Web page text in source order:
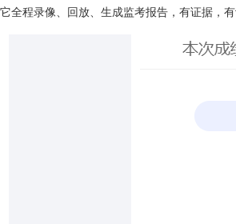
它全程录像、回放、生成监考报告，有证据，有